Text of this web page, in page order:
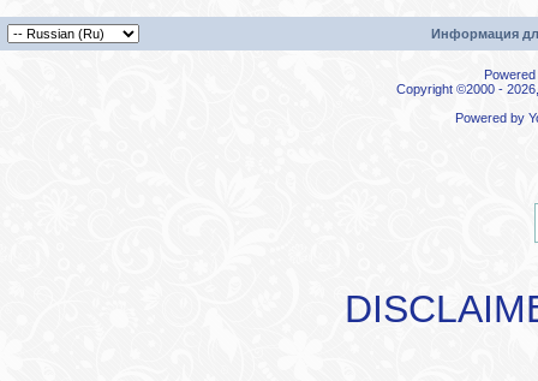
Информация
Copyright ©2000 -
Powered by